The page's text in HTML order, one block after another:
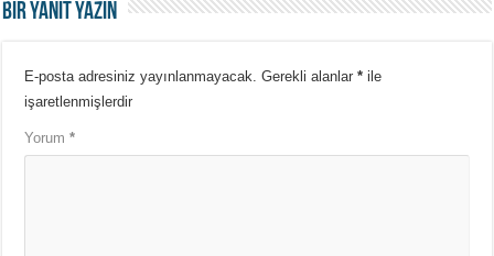
Bir yanıt yazın
E-posta adresiniz yayınlanmayacak. Gerekli alanlar* ile
işaretlenmişlerdir
Yorum*